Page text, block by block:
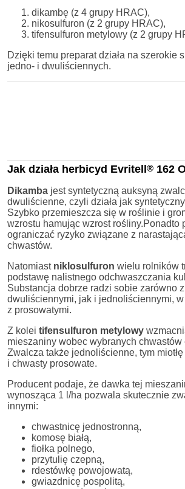
dikambę (z 4 grupy HRAC),
nikosulfuron (z 2 grupy HRAC),
tifensulfuron metylowy (z 2 grupy
Dzięki temu preparat działa na szerokie
jedno- i dwuliściennych.
Jak działa herbicyd Evritell® 162
Dikamba jest syntetyczną auksyną
dwuliścienne, czyli działa jak
Szybko przemieszcza się w roślinie i
wzrostu hamując wzrost rośliny.Ponadto
ograniczać ryzyko związane z
chwastów.
Natomiast niklosulfuron wielu rolników
podstawę nalistnego odchwaszczania
Substancja dobrze radzi sobie zarówno
dwuliściennymi, jak i jednoliściennymi, w
z prosowatymi.
Z kolei tifensulfuron metylowy
mieszaniny wobec wybranych
Zwalcza także jednoliścienne, tym
i chwasty prosowate.
Producent podaje, że dawka tej
wynosząca 1 l/ha pozwala skutecznie
innymi:
chwastnicę jednostronną,
komosę białą,
fiołka polnego,
przytulię czepną,
rdestówkę powojowatą,
gwiazdnicę pospolitą,